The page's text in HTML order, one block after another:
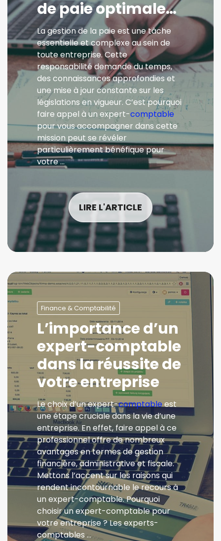
de paie optimale…
La gestion de la paie est une tâche
essentielle et complexe au sein de
toute entreprise. Cette
responsabilité demande du temps,
des connaissances approfondies et
une mise à jour constante sur les
législations en vigueur. C’est pourquoi
faire appel à un expert-comptable
pour vous accompagner dans cette
mission peut se révéler
particulièrement bénéfique pour
votre …
LIRE L'ARTICLE
Finance & Comptabilité
L’importance d’un
expert-comptable
dans la réussite de
votre entreprise
Le choix d’un expert-comptableest
une étape cruciale dans la vie d’une
entreprise. En effet, faire appel à ce
professionnel offre de nombreux
avantages en termes de gestion
financière, administrative et fiscale.
Mettons l’accent sur les raisons qui
rendent incontournable le recours à
un expert-comptable. Pourquoi
choisir un expert-comptable pour
votre entreprise ? Les experts-
comptables …